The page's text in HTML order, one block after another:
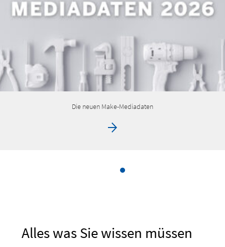
Die neuen Make-Mediadaten
Alles was Sie wissen müssen